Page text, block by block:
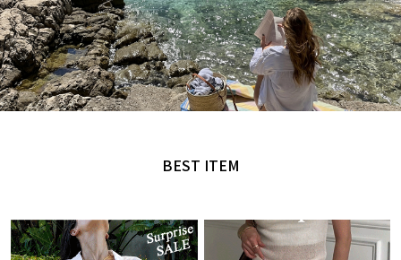
MADE by NANING9
BEST ITEM